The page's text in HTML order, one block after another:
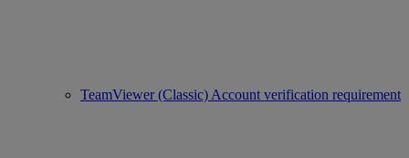
TeamViewer (Classic) Account verification requirement